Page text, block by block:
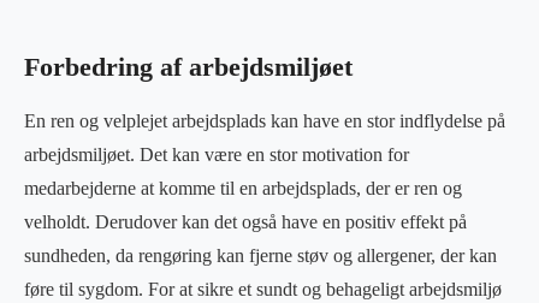
Forbedring af arbejdsmiljøet
En ren og velplejet arbejdsplads kan have en stor indflydelse på
arbejdsmiljøet. Det kan være en stor motivation for
medarbejderne at komme til en arbejdsplads, der er ren og
velholdt. Derudover kan det også have en positiv effekt på
sundheden, da rengøring kan fjerne støv og allergener, der kan
føre til sygdom. For at sikre et sundt og behageligt arbejdsmiljø